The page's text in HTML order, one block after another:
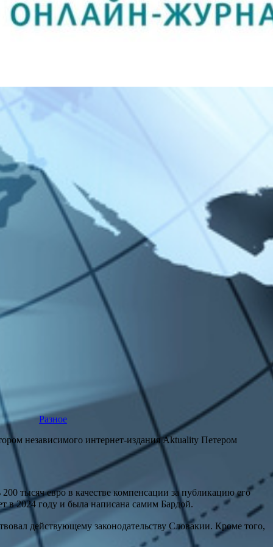
Разное
независимого интернет-издания Aktuality Петером
тысяч евро в качестве компенсации за публикацию его
в 2024 году и была написана самим Бардой.
действующему законодательству Словакии. Кроме того,